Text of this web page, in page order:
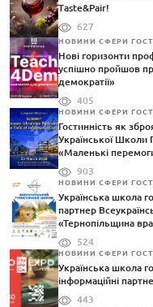
Taste&Pair!
627
НОВИНИ СФЕРИ
Нові горизонти
успішно пройшов
демократії»
405
НОВИНИ СФЕРИ
Гостинність як
Української Школи
«Маленькі
903
НОВИНИ СФЕРИ
Українська школа
партнер
«Тернопільщина
524
НОВИНИ СФЕРИ
Українська школа
інформаційні
443